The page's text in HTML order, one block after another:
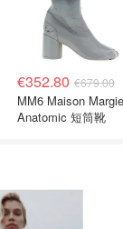
€352.80 €679.00
MM6 Maison
Anatomic 短筒靴